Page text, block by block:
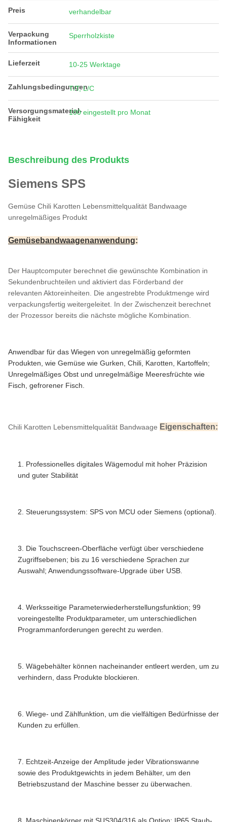
Preis verhandelbar
Verpackung
Informationen
Sperrholzkiste
Lieferzeit 10-25 Werktage
Zahlungsbedingungen
T/T, L/C
Versorgungsmaterial-
Fähigkeit
100 eingestellt pro Monat
Beschreibung des Produkts
Siemens SPS
Gemüse Chili Karotten Lebensmittelqualität Bandwaage
unregelmäßiges Produkt
Gemüsebandwaagenanwendung:
Der Hauptcomputer berechnet die gewünschte Kombination in
Sekundenbruchteilen und aktiviert das Förderband der
relevanten Aktoreinheiten. Die angestrebte Produktmenge wird
verpackungsfertig weitergeleitet. In der Zwischenzeit berechnet
der Prozessor bereits die nächste mögliche Kombination.
Anwendbar für das Wiegen von unregelmäßig geformten
Produkten, wie Gemüse wie Gurken, Chili, Karotten, Kartoffeln;
Unregelmäßiges Obst und unregelmäßige Meeresfrüchte wie
Fisch, gefrorener Fisch.
Chili Karotten Lebensmittelqualität Bandwaage Eigenschaften:
1. Professionelles digitales Wägemodul mit hoher Präzision
und guter Stabilität
2. Steuerungssystem: SPS von MCU oder Siemens (optional).
3. Die Touchscreen-Oberfläche verfügt über verschiedene
Zugriffsebenen; bis zu 16 verschiedene Sprachen zur
Auswahl; Anwendungssoftware-Upgrade über USB.
4. Werksseitige Parameterwiederherstellungsfunktion; 99
voreingestellte Produktparameter, um unterschiedlichen
Programmanforderungen gerecht zu werden.
5. Wägebehälter können nacheinander entleert werden, um zu
verhindern, dass Produkte blockieren.
6. Wiege- und Zählfunktion, um die vielfältigen Bedürfnisse der
Kunden zu erfüllen.
7. Echtzeit-Anzeige der Amplitude jeder Vibrationswanne
sowie des Produktgewichts in jedem Behälter, um den
Betriebszustand der Maschine besser zu überwachen.